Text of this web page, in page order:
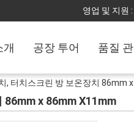
영업 및 지원 :
개 공장 투어 품질
, 터치스크린 방 보온장치 86mm
86mm x 86mm X11mm